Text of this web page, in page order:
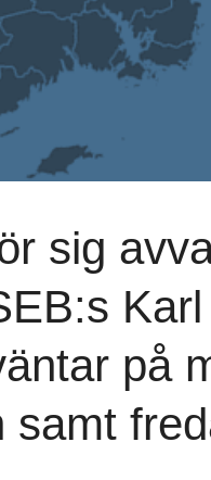
sig
på
samt